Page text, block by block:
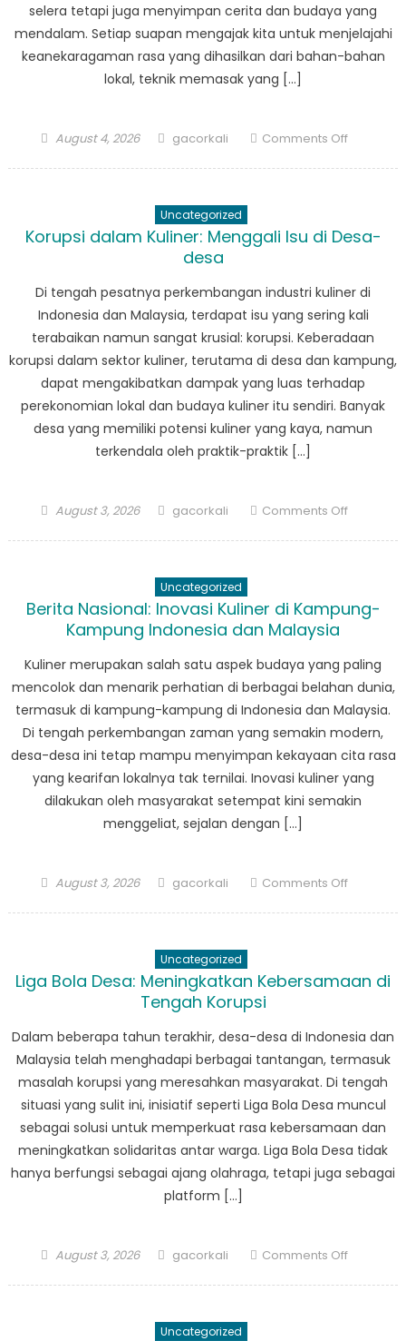
selera tetapi juga menyimpan cerita dan budaya yang
mendalam. Setiap suapan mengajak kita untuk menjelajahi
keanekaragaman rasa yang dihasilkan dari bahan-bahan
lokal, teknik memasak yang […]
Posted
August 4, 2026 Author
gacorkali Comments Offon
Makanan
Indonesia
Malaysia
Uncategorized
Korupsi dalam Kuliner: Menggali Isu di Desa-
desa
Di tengah pesatnya perkembangan industri kuliner di
Indonesia dan Malaysia, terdapat isu yang sering kali
terabaikan namun sangat krusial: korupsi. Keberadaan
korupsi dalam sektor kuliner, terutama di desa dan kampung,
dapat mengakibatkan dampak yang luas terhadap
perekonomian lokal dan budaya kuliner itu sendiri. Banyak
desa yang memiliki potensi kuliner yang kaya, namun
terkendala oleh praktik-praktik […]
Posted
August 3, 2026 Author
gacorkali Comments Offon
Isu
Desa-
desa
Uncategorized
Berita Nasional: Inovasi Kuliner di Kampung-
Kampung Indonesia dan Malaysia
Kuliner merupakan salah satu aspek budaya yang paling
mencolok dan menarik perhatian di berbagai belahan dunia,
termasuk di kampung-kampung di Indonesia dan Malaysia.
Di tengah perkembangan zaman yang semakin modern,
desa-desa ini tetap mampu menyimpan kekayaan cita rasa
yang kearifan lokalnya tak ternilai. Inovasi kuliner yang
dilakukan oleh masyarakat setempat kini semakin
menggeliat, sejalan dengan […]
Posted
August 3, 2026 Author
gacorkali Comments Offon
di
Kampung
dan
Malaysia
Uncategorized
Liga Bola Desa: Meningkatkan Kebersamaan di
Tengah Korupsi
Dalam beberapa tahun terakhir, desa-desa di Indonesia dan
Malaysia telah menghadapi berbagai tantangan, termasuk
masalah korupsi yang meresahkan masyarakat. Di tengah
situasi yang sulit ini, inisiatif seperti Liga Bola Desa muncul
sebagai solusi untuk memperkuat rasa kebersamaan dan
meningkatkan solidaritas antar warga. Liga Bola Desa tidak
hanya berfungsi sebagai ajang olahraga, tetapi juga sebagai
platform […]
Posted
August 3, 2026 Author
gacorkali Comments Offon
Uncategorized